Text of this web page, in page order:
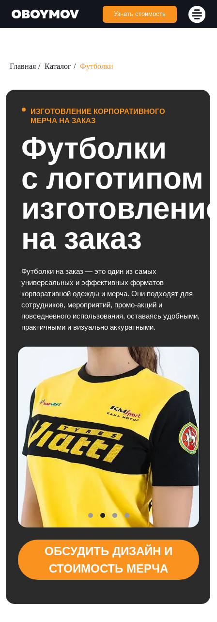
Узнать стоимость
Главная / Каталог / Футболки
Футболки
с логотипом —
изготовление
на заказ
Футболки на заказ — это один из самых
корпоративной одежды и мерча. Они подходят для
сотрудников, мероприятий, промо-акций и
ИЗГОТОВЛЕНИЕ КОРПОРАТИВНОГО
ОБСУДИТЬ ДИЗАЙН И
СТОИМОСТЬ МЕРЧА
ПРИ СОЗДАНИИ ФУТБОЛОК
МЫ В ПЕРВУЮ ОЧЕРЕДЬ
ОТТАЛКИВАЕМСЯ ОТ ЗАДАЧ
ПРОЕКТА:ГДЕ И КАК ИЗДЕЛИЕ
БУДЕТ ИСПОЛЬЗОВАТЬСЯ,
КАКУЮ НАГРУЗКУ ОНО
КАКОЙ ОБРАЗ